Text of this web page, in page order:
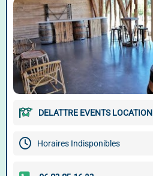
DELATTRE EVENTS LOCATION
Horaires Indisponibles